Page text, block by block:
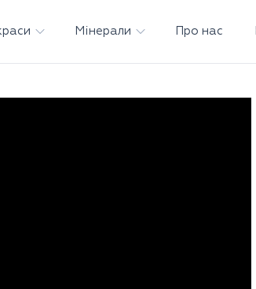
Мінерали Про нас